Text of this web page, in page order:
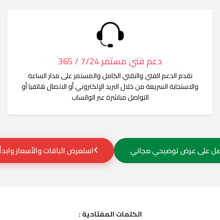
دعم فني مستمر 7/24 / 365
نقدم الدعم الفني والتقني الكامل والمستمر على مدار الساعة
والاستجابة السريعة من خلال البريد الإلكتروني أو الاتصال هاتفيا أو
التواصل مباشرة عبر الواتساب
على عرض توضيحي مجاني استعرض الباقات والأسعار
الكلمات المفتاحية :